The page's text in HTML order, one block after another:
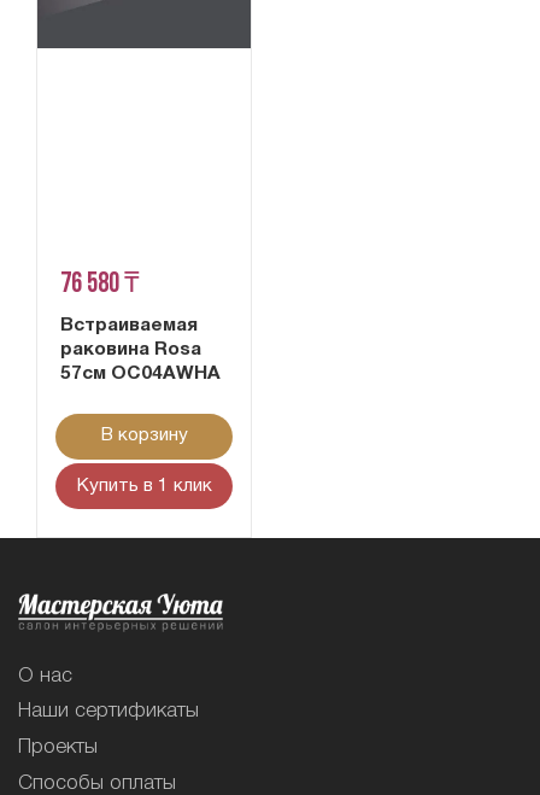
76 580 ₸
Встраиваемая
раковина Rosa
57см OC04AWHA
В корзину
Купить в 1 клик
О нас
Наши сертификаты
Проекты
Способы оплаты